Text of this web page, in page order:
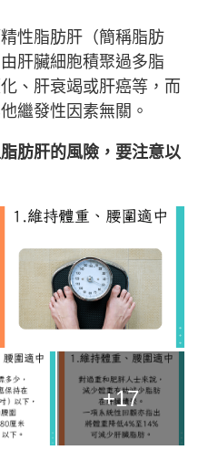
性脂肪肝（簡稱脂肪
肝臟細胞積聚過多脂
、肝衰竭或肝癌等，而
繼發性因素無關。
肪肝的風險，要注意以
+17